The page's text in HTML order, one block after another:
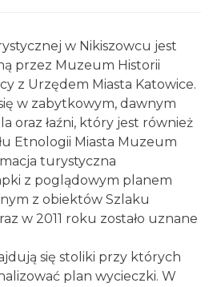
w Nikiszowcu jest
przez Muzeum Historii
z Urzędem Miasta Katowice.
w zabytkowym, dawnym
oraz łaźni, który jest również
Etnologii Miasta Muzeum
turystyczna
z poglądowym planem
z obiektów Szlaku
w 2011 roku zostało uznane
się stoliki przy których
plan wycieczki. W